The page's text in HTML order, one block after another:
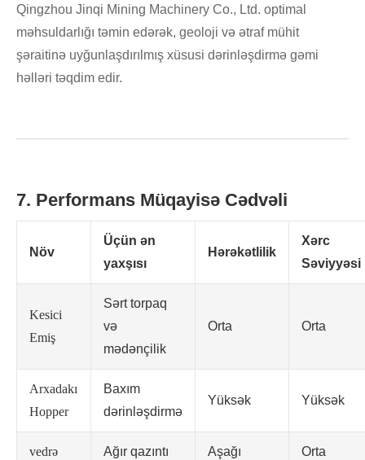
Qingzhou Jinqi Mining Machinery Co., Ltd. optimal
məhsuldarlığı təmin edərək, geoloji və ətraf mühit
şəraitinə uyğunlaşdırılmış xüsusi dərinləşdirmə gəmi
həlləri təqdim edir.
7. Performans Müqayisə Cədvəli
Növ
Üçün ən
yaxşısı
Hərəkətlilik
Xərc
Səviyyəsi
Kesici
Emiş
Sərt torpaq
və
mədənçilik
Orta Orta
Arxadakı
Hopper
Baxım
dərinləşdirmə
Yüksək Yüksək
vedrə Ağır qazıntı Aşağı Orta